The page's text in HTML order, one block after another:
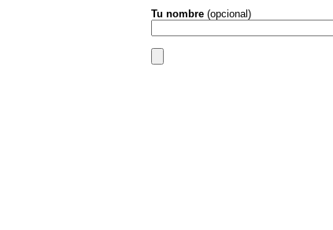
Tu nombre (opcional)